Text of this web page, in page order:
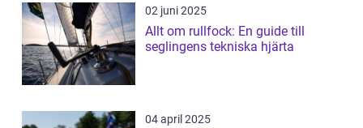
02 juni 2025
Allt om rullfock: En guide till
seglingens tekniska hjärta
04 april 2025